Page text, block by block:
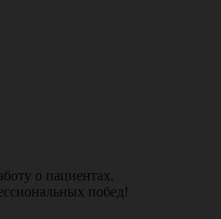
о пациентах.
побед!